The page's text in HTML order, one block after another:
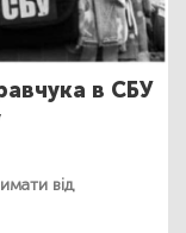
в СБУ
від